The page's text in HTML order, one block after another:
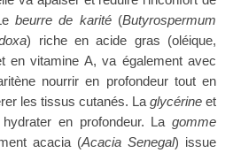
beurre de karité(Butyrospermum
) riche en acide gras (oléique,
en vitamine A, va également avec
nourrir en profondeur tout en
les tissus cutanés. Laglycérine et
en profondeur. Lagomme
acacia (Acacia Senegal) issue